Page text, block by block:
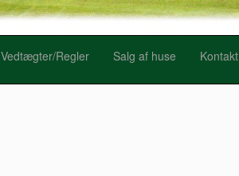
Vedtægter/Regler Salg af huse Kontakt